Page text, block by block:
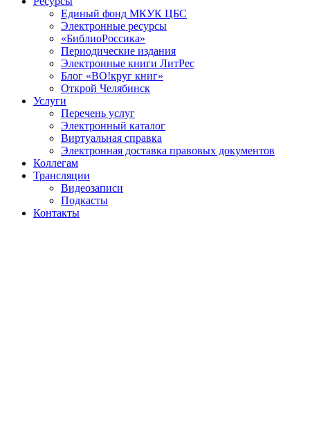
Единый фонд МКУК ЦБС
Электронные ресурсы
«БиблиоРоссика»
Периодические издания
Электронные книги ЛитРес
Блог «ВО!круг книг»
Открой Челябинск
Услуги
Перечень услуг
Электронный каталог
Виртуальная справка
Электронная доставка правовых документов
Коллегам
Трансляции
Видеозаписи
Подкасты
Контакты